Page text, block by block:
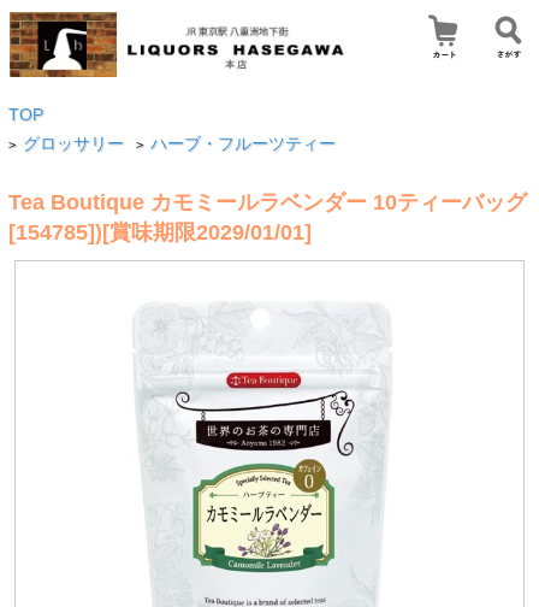
TOP
> グロッサリー > ハーブ・フルーツティー
Tea Boutique カモミールラベンダー 10ティーバッグ
[154785])[賞味期限2029/01/01]